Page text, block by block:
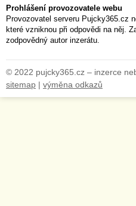
Prohlášení provozovatele webu
Provozovatel serveru Pujcky365.cz
které vzniknou při odpovědi na něj.
zodpovědný autor inzerátu.
© 2022 pujcky365.cz – inzerce
sitemap | výměna odkazů